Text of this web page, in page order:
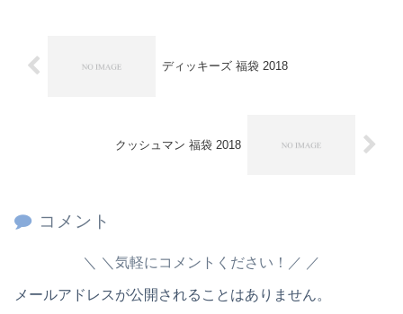
ディッキーズ 福袋 2018
クッシュマン 福袋 2018
コメント
＼気軽にコメントください！／
メールアドレスが公開されることはありません。